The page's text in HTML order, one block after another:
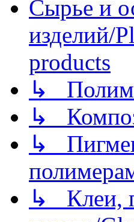
Сырье и
изделий/
products
↳
↳
↳
↳ Клеи,